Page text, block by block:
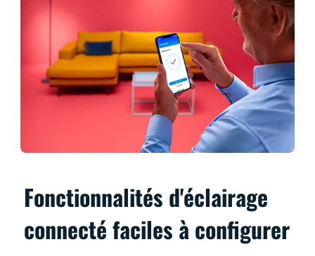
Fonctionnalités d'éclairage
connecté faciles à configurer